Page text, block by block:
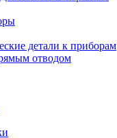
детали к приборам
отводом